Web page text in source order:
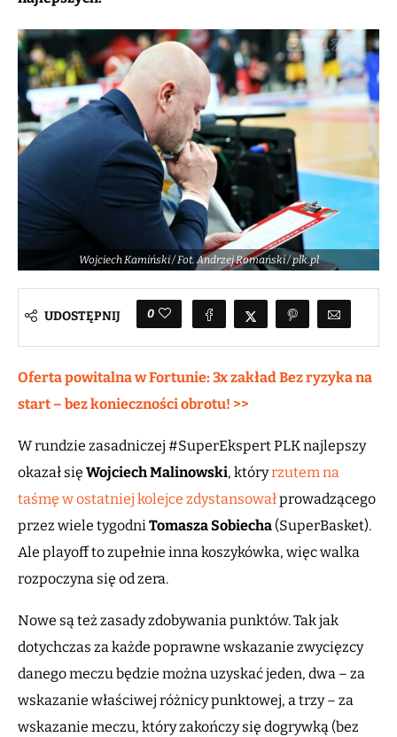
Wojciech Kamiński / Fot. Andrzej Romański / plk.pl
UDOSTĘPNIJ 0
Oferta powitalna w Fortunie: 3x zakład Bez ryzyka na
start – bez konieczności obrotu! >>
W rundzie zasadniczej #SuperEkspert PLK najlepszy
okazał się Wojciech Malinowski, któryrzutem na
taśmę w ostatniej kolejce zdystansowałprowadzącego
przez wiele tygodniTomasza Sobiecha (SuperBasket).
Ale playoff to zupełnie inna koszykówka, więc walka
rozpoczyna się od zera.
Nowe są też zasady zdobywania punktów. Tak jak
dotychczas za każde poprawne wskazanie zwycięzcy
danego meczu będzie można uzyskać jeden, dwa – za
wskazanie właściwej różnicy punktowej, a trzy – za
wskazanie meczu, który zakończy się dogrywką (bez